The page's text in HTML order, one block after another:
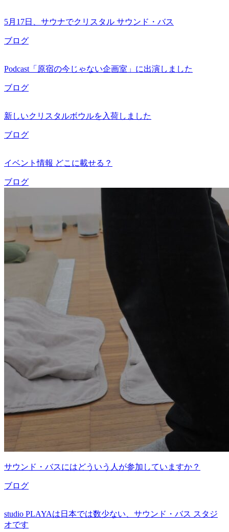
5月17日、サウナでクリスタル サウンド・バス
ブログ
Podcast「原宿の今じゃない企画室」に出演しました
ブログ
新しいクリスタルボウルを入荷しました
ブログ
イベント情報 どこに載せる？
ブログ
サウンド・バスにはどういう人が参加していますか？
ブログ
studio PLAYAは日本では数少ない、サウンド・バス スタジ
オです